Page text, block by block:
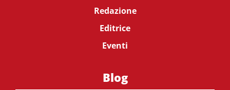
Redazione
Editrice
Eventi
Blog